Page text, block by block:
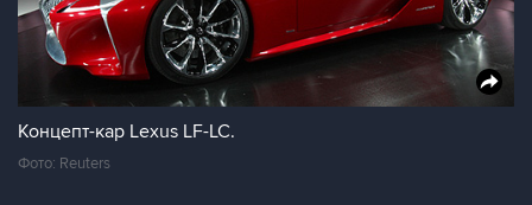
Концепт-кар Lexus LF-LC.
Фото: Reuters